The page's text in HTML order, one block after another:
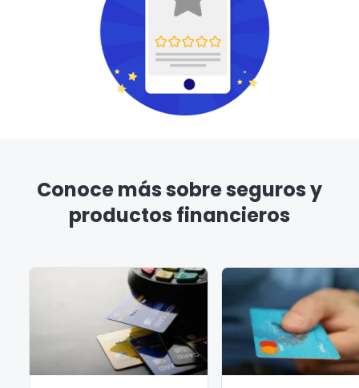
Conoce más sobre seguros y
productos financieros